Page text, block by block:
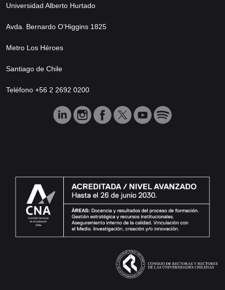
Universidad Alberto Hurtado
Avda. Bernardo O’Higgins 1825
Metro Los Héroes
Santiago de Chile
Teléfono +56 2 2692 0200